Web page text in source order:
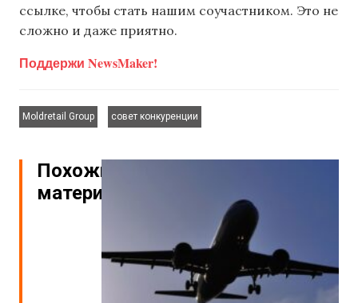
ссылке, чтобы стать нашим соучастником. Это не
сложно и даже приятно.
Поддержи NewsMaker!
Moldretail Group
совет конкуренции
Похожие
материалы